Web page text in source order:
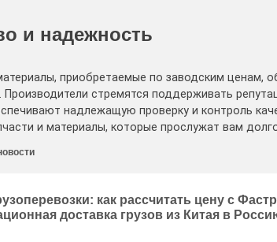
и надежность
приобретаемые по заводским ценам,
стремятся поддерживать
надлежащую проверку и контроль
и материалы, которые прослужат вам
как рассчитать цену с
доставка грузов из Китая в